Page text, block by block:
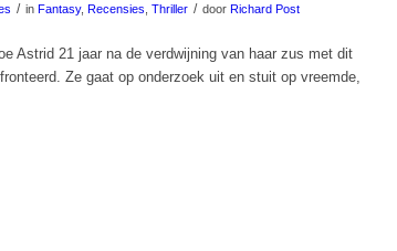
/ in Fantasy, Recensies Thriller / door Richard Post
Astrid 21 jaar na de verdwijning van haar zus met dit
Ze gaat op onderzoek uit en stuit op vreemde,